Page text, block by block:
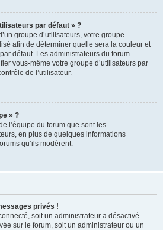
par défaut » ?
groupe d’utilisateurs, votre groupe
afin de déterminer quelle sera la couleur et
défaut. Les administrateurs du forum
vous-même votre groupe d’utilisateurs par
de l’utilisateur.
» ?
l’équipe du forum que sont les
en plus de quelques informations
qu’ils modèrent.
privés !
soit un administrateur a désactivé
sur le forum, soit un administrateur ou un